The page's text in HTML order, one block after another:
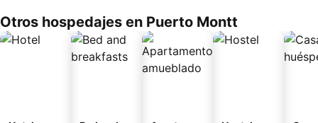
Otros hospedajes en Puerto Montt